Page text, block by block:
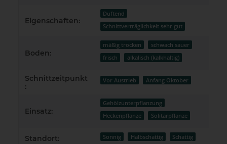
Eigenschaften:
Duftend
Schnittverträglichkeit sehr gut
Boden:
mäßig trocken
schwach sauer
frisch
alkalisch (kalkhaltig)
Schnittzeitpunkt
:
Vor Austrieb Anfang Oktober
Einsatz:
Gehölzunterpflanzung
Heckenpflanze
Solitärpflanze
Standort: Sonnig Halbschattig Schattig